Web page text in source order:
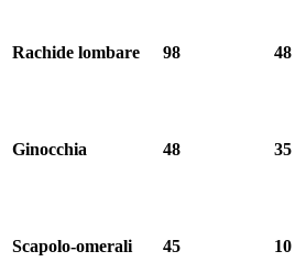
Rachide lombare 98 48
Ginocchia 48 35
Scapolo-omerali 45 10